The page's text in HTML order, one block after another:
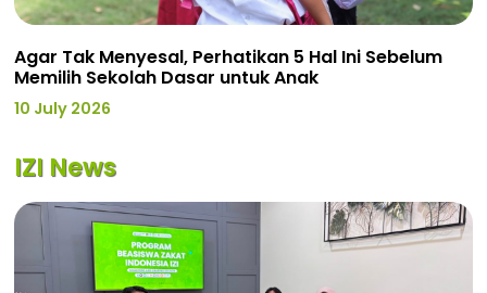
Agar Tak Menyesal, Perhatikan 5 Hal Ini Sebelum
Memilih Sekolah Dasar untuk Anak
10 July 2026
IZI News